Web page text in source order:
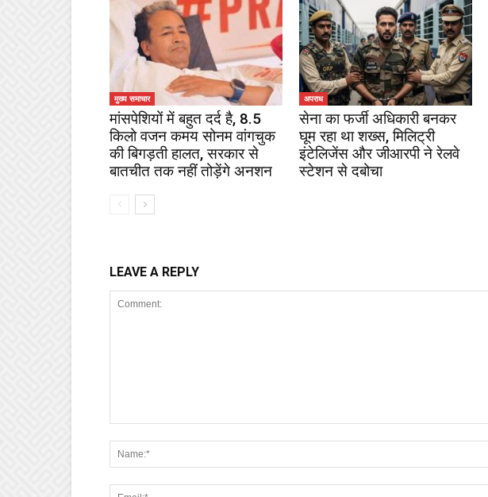
मुख्य समाचार
मांसपेशियों में बहुत दर्द है, 8.5
किलो वजन कमय सोनम वांगचुक
की बिगड़ती हालत, सरकार से
बातचीत तक नहीं तोड़ेंगे अनशन
अपराध
सेना का फर्जी अधिकारी बनकर
घूम रहा था शख्स, मिलिट्री
इंटेलिजेंस और जीआरपी ने रेलवे
स्टेशन से दबोचा
LEAVE A REPLY